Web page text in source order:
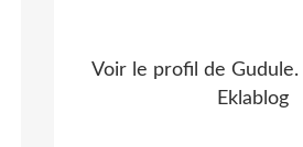
Voir le profil de Gudule.
Eklablog